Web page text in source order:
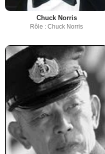
Chuck Norris
Rôle : Chuck Norris